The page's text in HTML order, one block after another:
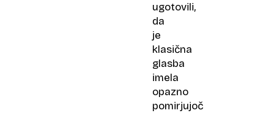
ugotovili,
da
je
klasična
glasba
imela
opazno
pomirjujoč